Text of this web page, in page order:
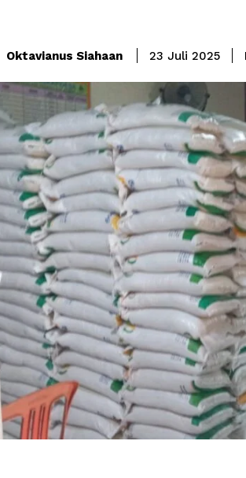
Oktavianus Siahaan 23 Juli 2025